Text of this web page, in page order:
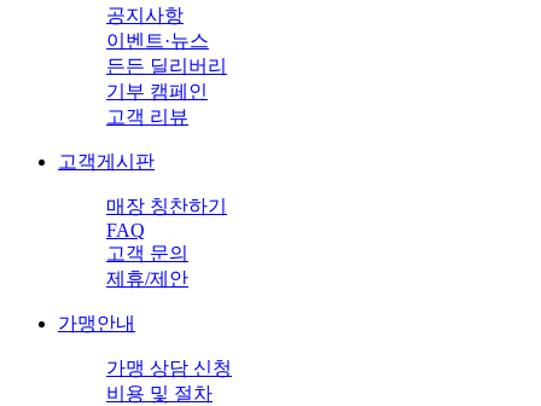
공지사항
이벤트·뉴스
든든 딜리버리
기부 캠페인
고객 리뷰
고객게시판
매장 칭찬하기
FAQ
고객 문의
제휴/제안
가맹안내
가맹 상담 신청
비용 및 절차